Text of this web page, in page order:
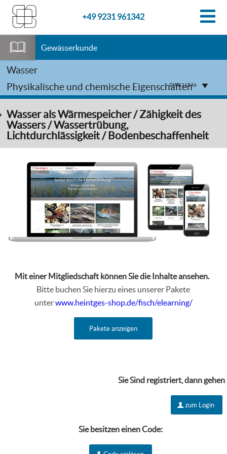
+49 9231 961342
Gewässerkunde
Wasser
Physikalische und chemische Eigenschaften
GWK11546
Wasser als Wärmespeicher / Zähigkeit des
Wassers / Wassertrübung,
Lichtdurchlässigkeit / Bodenbeschaffenheit
Mit einer Mitgliedschaft können Sie die Inhalte ansehen.
Bitte buchen Sie hierzu eines unserer Pakete
unterwww.heintges-shop.de/fisch/elearning/
Pakete anzeigen
Sie Sind registriert, dann gehen
zum Login
Sie besitzen einen Code: